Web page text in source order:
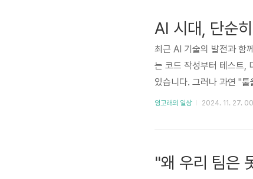
AI 시대, 단순
최근 AI 기술의 발전과 함
는 코드 작성부터 테스트,
있습니다. 그러나 과연 "
체할 수 있을까?AI가 프
잉고래의 일상 2024. 11. 27.
"왜 우리 팀은